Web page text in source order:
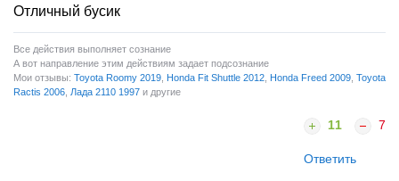
Отличный бусик
Все действия выполняет сознание
А вот направление этим действиям задает подсознание
Мои отзывы: Toyota Roomy 2019 Honda Fit Shuttle 2012 Honda Freed 2009 Toyota
Ractis 2006 Лада 2110 1997 и другие
11 7
Ответить